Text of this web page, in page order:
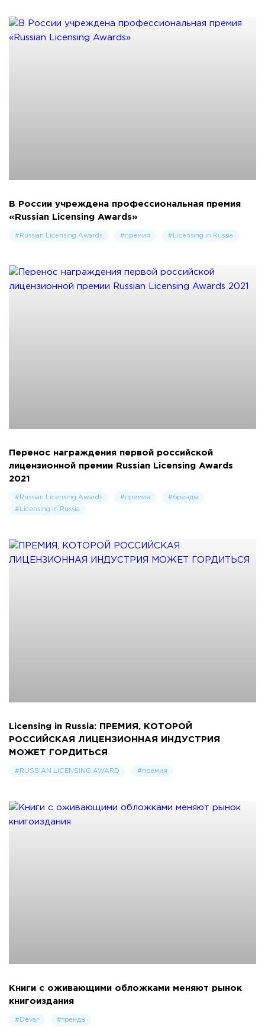
В России учреждена профессиональная премия
«Russian Licensing Awards»
#Russian Licensing Awards #премия #Licensing in Russia
Перенос награждения первой российской
лицензионной премии Russian Licensing Awards
2021
#Russian Licensing Awards #премия
#бренды
#Licensing in Russia
Licensing in Russia: ПРЕМИЯ, КОТОРОЙ
РОССИЙСКАЯ ЛИЦЕНЗИОННАЯ ИНДУСТРИЯ
МОЖЕТ ГОРДИТЬСЯ
#RUSSIAN LICENSING AWARD #премия
Книги с оживающими обложками меняют рынок
книгоиздания
#Devar #тренды